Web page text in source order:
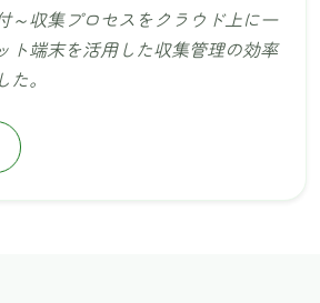
～収集プロセスをクラウド上に一
ト端末を活用した収集管理の効率
。